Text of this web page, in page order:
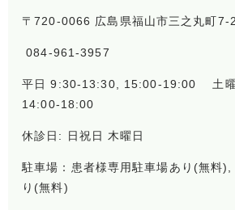
〒720-0066 広島県福山市三之丸町7-
084-961-3957
平日 9:30-13:30, 15:00-19:00 土
14:00-18:00
休診日: 日祝日 木曜日
駐車場：患者様専用駐車場あり(無料),
り(無料)